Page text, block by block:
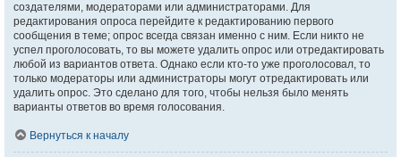
создателями, модераторами или администраторами. Для
редактирования опроса перейдите к редактированию первого
сообщения в теме; опрос всегда связан именно с ним. Если никто не
успел проголосовать, то вы можете удалить опрос или отредактировать
любой из вариантов ответа. Однако если кто-то уже проголосовал, то
только модераторы или администраторы могут отредактировать или
удалить опрос. Это сделано для того, чтобы нельзя было менять
варианты ответов во время голосования.
Вернуться к началу